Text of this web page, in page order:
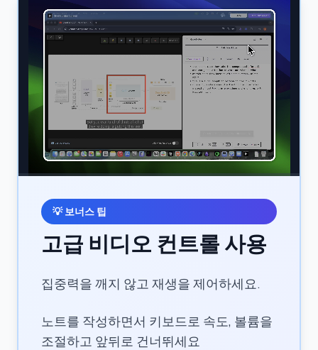
💡보너스 팁
고급 비디오 컨트롤 사용
집중력을 깨지 않고 재생을 제어하세요.
노트를 작성하면서 키보드로 속도, 볼륨을
조절하고 앞뒤로 건너뛰세요